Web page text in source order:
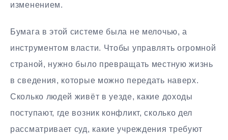
изменением.
Бумага в этой системе была не мелочью, а
инструментом власти. Чтобы управлять огромной
страной, нужно было превращать местную жизнь
в сведения, которые можно передать наверх.
Сколько людей живёт в уезде, какие доходы
поступают, где возник конфликт, сколько дел
рассматривает суд, какие учреждения требуют